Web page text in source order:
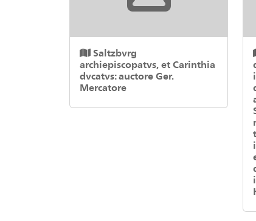
Saltzbvrg
archiepiscopatvs, et Carinthia
dvcatvs: auctore Ger.
Mercatore